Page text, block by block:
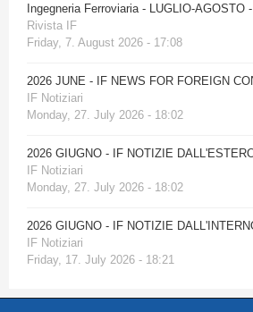
Ingegneria Ferroviaria - LUGLIO-AGOSTO
Rivista IF
Friday, 7. August 2026 - 17:08
2026 JUNE - IF NEWS FOR FOREIGN
IF Notiziari
Monday, 27. July 2026 - 18:02
2026 GIUGNO - IF NOTIZIE
IF Notiziari
Monday, 27. July 2026 - 18:02
2026 GIUGNO - IF NOTIZIE
IF Notiziari
Friday, 17. July 2026 - 18:21